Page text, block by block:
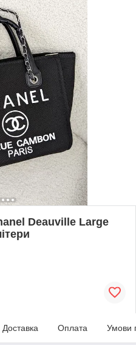
Deauville Large
Доставка Оплата Умови